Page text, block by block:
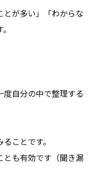
とが多い」「わからな
度自分の中で整理する
ことです。
も有効です（聞き漏